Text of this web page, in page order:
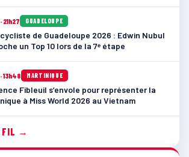
21h27 GUADELOUPE
de Guadeloupe 2026 : Edwin Nubul
un Top 10 lors de la 7ᵉ étape
13h48 MARTINIQUE
Fibleuil s’envole pour représenter la
à Miss World 2026 au Vietnam
FIL →